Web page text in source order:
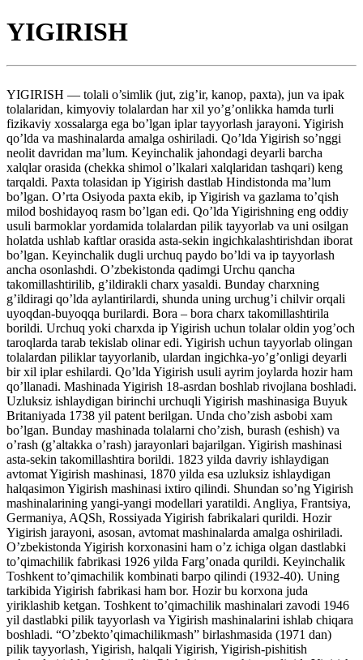
YIGIRISH
YIGIRISH — tolali o’simlik (jut, zig’ir, kanop, paxta), jun va ipak
tolalaridan, kimyoviy tolalardan har xil yo’g’onlikka hamda turli
fizikaviy xossalarga ega bo’lgan iplar tayyorlash jarayoni. Yigirish
qo’lda va mashinalarda amalga oshiriladi. Qo’lda Yigirish so’nggi
neolit davridan ma’lum. Keyinchalik jahondagi deyarli barcha
xalqlar orasida (chekka shimol o’lkalari xalqlaridan tashqari) keng
tarqaldi. Paxta tolasidan ip Yigirish dastlab Hindistonda ma’lum
bo’lgan. O’rta Osiyoda paxta ekib, ip Yigirish va gazlama to’qish
milod boshidayoq rasm bo’lgan edi. Qo’lda Yigirishning eng oddiy
usuli barmoklar yordamida tolalardan pilik tayyorlab va uni osilgan
holatda ushlab kaftlar orasida asta-sekin ingichkalashtirishdan iborat
bo’lgan. Keyinchalik dugli urchuq paydo bo’ldi va ip tayyorlash
ancha osonlashdi. O’zbekistonda qadimgi Urchu qancha
takomillashtirilib, g’ildirakli charx yasaldi. Bunday charxning
g’ildiragi qo’lda aylantirilardi, shunda uning urchug’i chilvir orqali
uyoqdan-buyoqqa burilardi. Bora – bora charx takomillashtirila
borildi. Urchuq yoki charxda ip Yigirish uchun tolalar oldin yog’och
taroqlarda tarab tekislab olinar edi. Yigirish uchun tayyorlab olingan
tolalardan piliklar tayyorlanib, ulardan ingichka-yo’g’onligi deyarli
bir xil iplar eshilardi. Qo’lda Yigirish usuli ayrim joylarda hozir ham
qo’llanadi. Mashinada Yigirish 18-asrdan boshlab rivojlana boshladi.
Uzluksiz ishlaydigan birinchi urchuqli Yigirish mashinasiga Buyuk
Britaniyada 1738 yil patent berilgan. Unda cho’zish asbobi xam
bo’lgan. Bunday mashinada tolalarni cho’zish, burash (eshish) va
o’rash (g’altakka o’rash) jarayonlari bajarilgan. Yigirish mashinasi
asta-sekin takomillashtira borildi. 1823 yilda davriy ishlaydigan
avtomat Yigirish mashinasi, 1870 yilda esa uzluksiz ishlaydigan
halqasimon Yigirish mashinasi ixtiro qilindi. Shundan so’ng Yigirish
mashinalarining yangi-yangi modellari yaratildi. Angliya, Frantsiya,
Germaniya, AQSh, Rossiyada Yigirish fabrikalari qurildi. Hozir
Yigirish jarayoni, asosan, avtomat mashinalarda amalga oshiriladi.
O’zbekistonda Yigirish korxonasini ham o’z ichiga olgan dastlabki
to’qimachilik fabrikasi 1926 yilda Farg’onada qurildi. Keyinchalik
Toshkent to’qimachilik kombinati barpo qilindi (1932-40). Uning
tarkibida Yigirish fabrikasi ham bor. Hozir bu korxona juda
yiriklashib ketgan. Toshkent to’qimachilik mashinalari zavodi 1946
yil dastlabki pilik tayyorlash va Yigirish mashinalarini ishlab chiqara
boshladi. “O’zbekto’qimachilikmash” birlashmasida (1971 dan)
pilik tayyorlash, Yigirish, halqali Yigirish, Yigirish-pishitish